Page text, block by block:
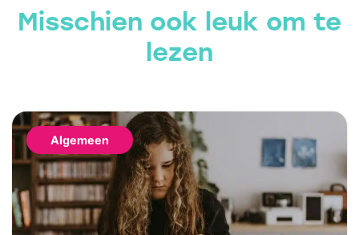
Misschien ook leuk om te
lezen
Algemeen